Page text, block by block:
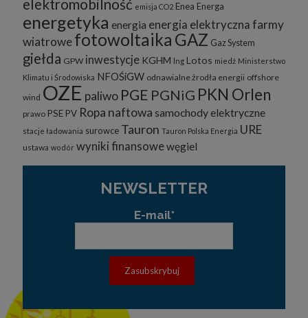
elektromobilność emisja CO2 Enea Energa
energetyka energia energia elektrycznafarmy
wiatrowefotowoltaika GAZ Gaz System
giełda GPW inwestycje KGHM lng Lotos miedź Ministerstwo
Klimatu i Środowiska NFOŚiGW odnawialne żrodła energii offshore
wind OZE paliwo PGE PGNiG PKN Orlen
prawo PSE PV Ropa naftowa samochody elektryczne
stacje ładowania surowce Tauron Tauron Polska Energia URE
ustawa wodór wyniki finansowewęgiel
NEWSLETTER
E-mail*